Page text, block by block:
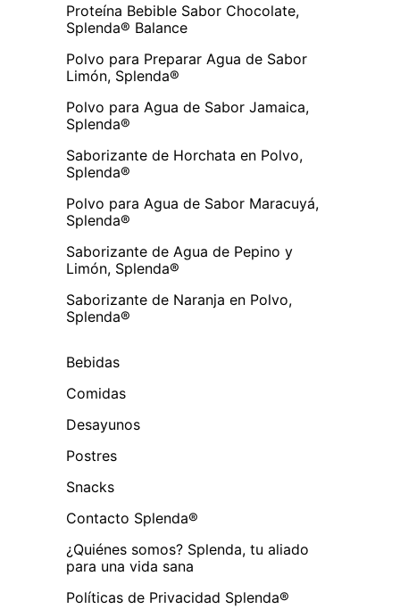
Proteína Bebible Sabor Chocolate,
Splenda® Balance
Polvo para Preparar Agua de Sabor
Limón, Splenda®
Polvo para Agua de Sabor Jamaica,
Splenda®
Saborizante de Horchata en Polvo,
Splenda®
Polvo para Agua de Sabor Maracuyá,
Splenda®
Saborizante de Agua de Pepino y
Limón, Splenda®
Saborizante de Naranja en Polvo,
Splenda®
Bebidas
Comidas
Desayunos
Postres
Snacks
Contacto Splenda®
¿Quiénes somos? Splenda, tu aliado
para una vida sana
Políticas de Privacidad Splenda®